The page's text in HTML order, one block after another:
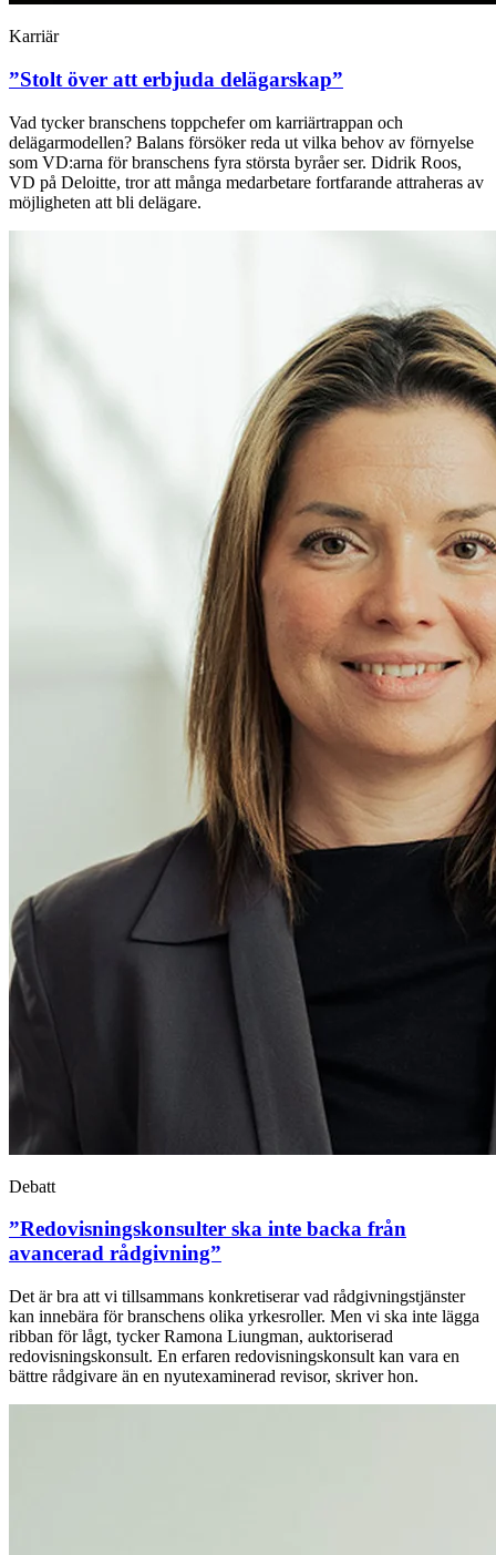
Karriär
”Stolt över att erbjuda delägarskap”
Vad tycker branschens toppchefer om karriärtrappan och
delägarmodellen? Balans försöker reda ut vilka behov av förnyelse
som VD:arna för branschens fyra största byråer ser. Didrik Roos,
VD på Deloitte, tror att många medarbetare fortfarande attraheras av
möjligheten att bli delägare.
Debatt
”Redovisningskonsulter ska inte backa från
avancerad rådgivning”
Det är bra att vi tillsammans konkretiserar vad rådgivningstjänster
kan innebära för branschens olika yrkesroller. Men vi ska inte lägga
ribban för lågt, tycker Ramona Liungman, auktoriserad
redovisningskonsult. En erfaren redovisningskonsult kan vara en
bättre rådgivare än en nyutexaminerad revisor, skriver hon.